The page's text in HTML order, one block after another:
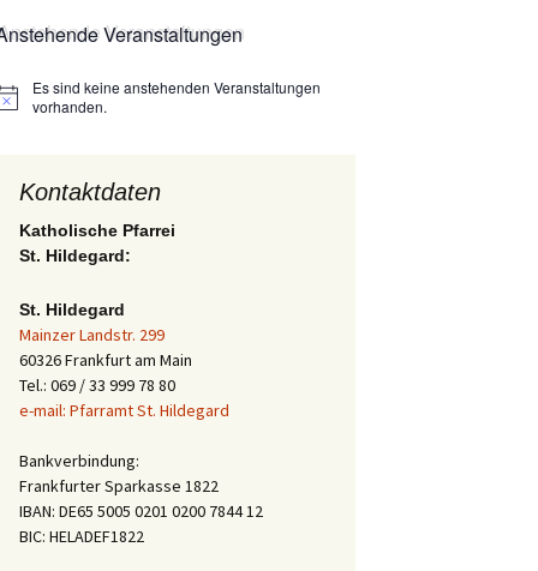
Veranstaltungen
Es sind keine anstehenden Veranstaltungen
vorhanden.
Kontaktdaten
Katholische Pfarrei
St. Hildegard:
St. Hildegard
Mainzer Landstr. 299
60326 Frankfurt am Main
Tel.: 069 / 33 999 78 80
e-mail: Pfarramt St. Hildegard
Bankverbindung:
Frankfurter Sparkasse 1822
IBAN: DE65 5005 0201 0200 7844 12
BIC: HELADEF1822